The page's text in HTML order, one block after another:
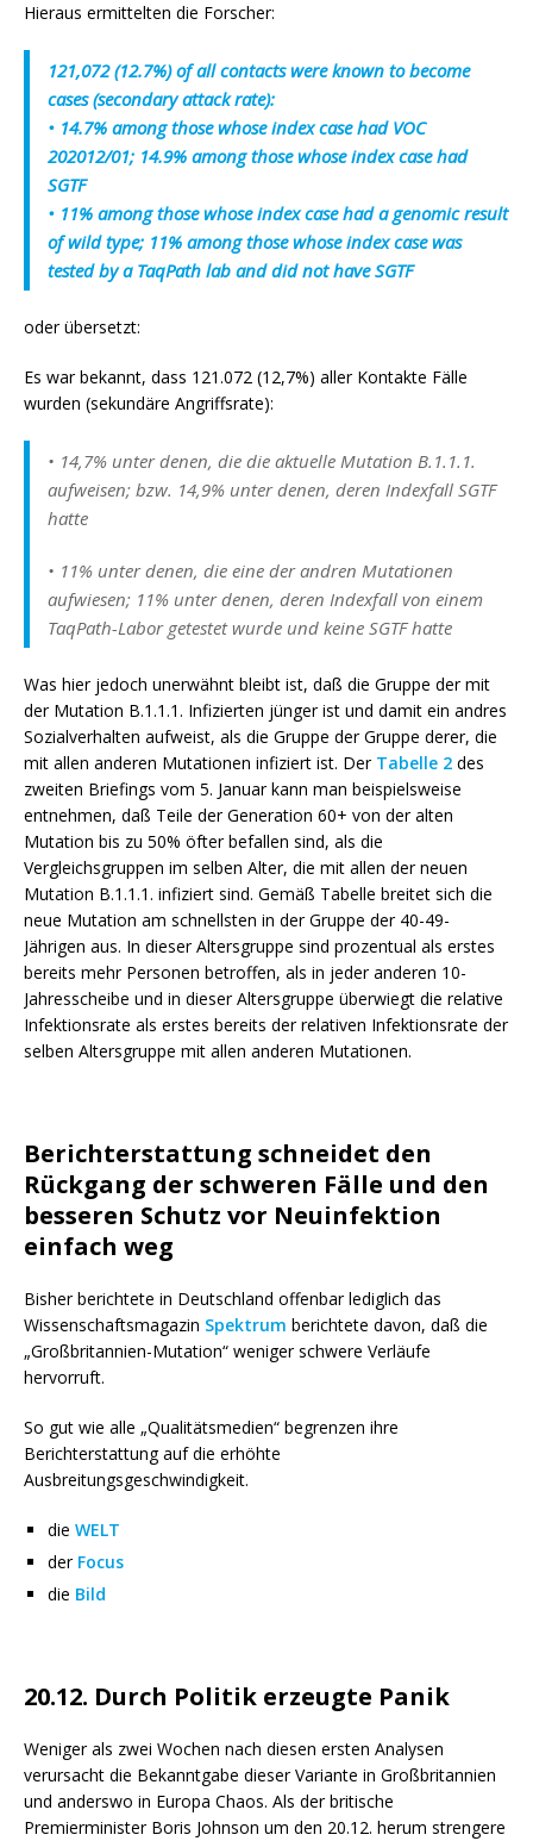
Hieraus ermittelten die Forscher:
121,072 (12.7%) of all contacts were known to become
cases (secondary attack rate):
• 14.7% among those whose index case had VOC
202012/01; 14.9% among those whose index case had
SGTF
• 11% among those whose index case had a genomic result
of wild type; 11% among those whose index case was
tested by a TaqPath lab and did not have SGTF
oder übersetzt:
Es war bekannt, dass 121.072 (12,7%) aller Kontakte Fälle
wurden (sekundäre Angriffsrate):
• 14,7% unter denen, die die aktuelle Mutation B.1.1.1.
aufweisen; bzw. 14,9% unter denen, deren Indexfall SGTF
hatte
• 11% unter denen, die eine der andren Mutationen
aufwiesen; 11% unter denen, deren Indexfall von einem
TaqPath-Labor getestet wurde und keine SGTF hatte
Was hier jedoch unerwähnt bleibt ist, daß die Gruppe der mit
der Mutation B.1.1.1. Infizierten jünger ist und damit ein andres
Sozialverhalten aufweist, als die Gruppe der Gruppe derer, die
mit allen anderen Mutationen infiziert ist. Der Tabelle 2 des
zweiten Briefings vom 5. Januar kann man beispielsweise
entnehmen, daß Teile der Generation 60+ von der alten
Mutation bis zu 50% öfter befallen sind, als die
Vergleichsgruppen im selben Alter, die mit allen der neuen
Mutation B.1.1.1. infiziert sind. Gemäß Tabelle breitet sich die
neue Mutation am schnellsten in der Gruppe der 40-49-
Jährigen aus. In dieser Altersgruppe sind prozentual als erstes
bereits mehr Personen betroffen, als in jeder anderen 10-
Jahresscheibe und in dieser Altersgruppe überwiegt die relative
Infektionsrate als erstes bereits der relativen Infektionsrate der
selben Altersgruppe mit allen anderen Mutationen.
Berichterstattung schneidet den
Rückgang der schweren Fälle und den
besseren Schutz vor Neuinfektion
einfach weg
Bisher berichtete in Deutschland offenbar lediglich das
Wissenschaftsmagazin Spektrum berichtete davon, daß die
„Großbritannien-Mutation“ weniger schwere Verläufe
hervorruft.
So gut wie alle „Qualitätsmedien“ begrenzen ihre
Berichterstattung auf die erhöhte
Ausbreitungsgeschwindigkeit.
die WELT
der Focus
die Bild
20.12. Durch Politik erzeugte Panik
Weniger als zwei Wochen nach diesen ersten Analysen
verursacht die Bekanntgabe dieser Variante in Großbritannien
und anderswo in Europa Chaos. Als der britische
Premierminister Boris Johnson um den 20.12. herum strengere